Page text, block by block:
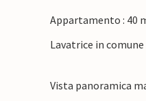
Appartamento : 40
Lavatrice in comune
Vista panoramica